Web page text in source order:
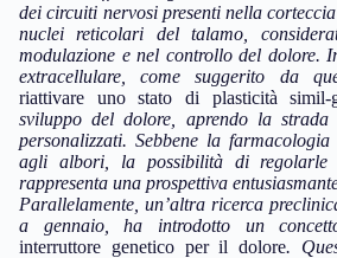
dei circuiti nervosi presenti nella
nuclei reticolari del talamo,
modulazione e nel controllo del dolore.
extracellulare, come suggerito da
riattivare uno stato di plasticità simil-
sviluppo del dolore, aprendo la
personalizzati. Sebbene la
agli albori, la possibilità di regolarle
rappresenta una prospettiva
Parallelamente, un’altra ricerca
a gennaio, ha introdotto un
interruttore genetico per il dolore.